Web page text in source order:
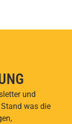
und
was die